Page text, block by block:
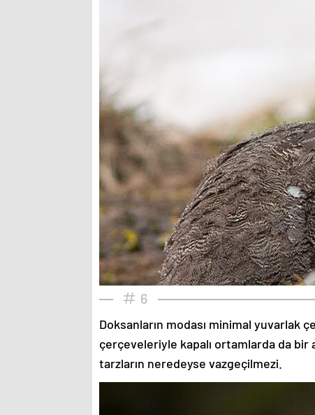
6
Doksanların modası minimal yuvarlak
çerçeveleriyle kapalı ortamlarda da bir
tarzların neredeyse vazgeçilmezi.